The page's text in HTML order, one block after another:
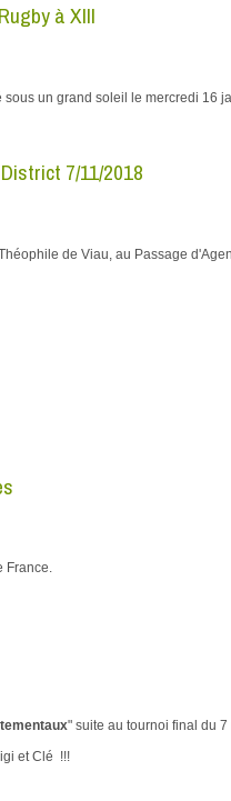
à XIII
un grand soleil le mercredi 16
7/11/2018
de Viau, au Passage
France.
" suite au tournoi final du
et Clé !!!